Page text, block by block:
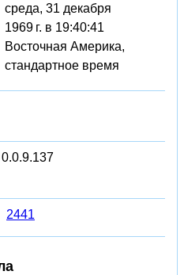
среда, 31 декабря
1969 г. в 19:40:41
Восточная Америка,
стандартное время
0.0.9.137
2441